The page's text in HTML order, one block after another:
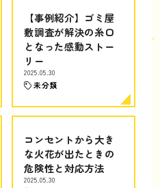
【事例紹介】ゴミ屋
敷調査が解決の糸口
となった感動ストー
リー
2025.05.30
未分類
コンセントから大き
な火花が出たときの
危険性と対応方法
2025.05.30